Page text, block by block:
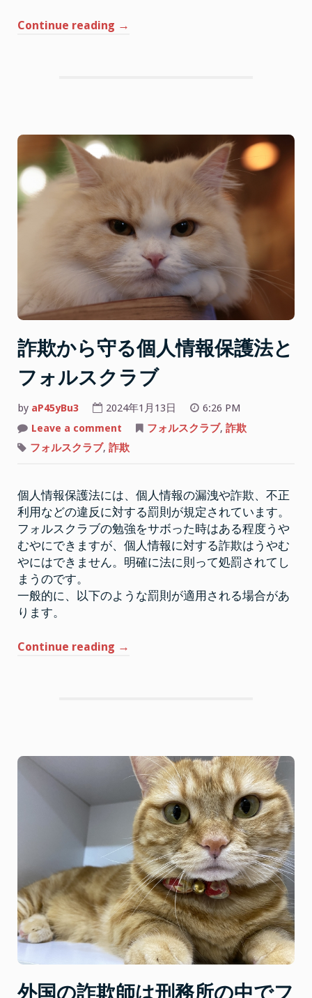
Continue reading “フ
が
得
な
詐
欺
師
の
特
徴”
→
詐欺から守る個人情報保護法と
フォルスクラブ
by aP45yBu3 2024年1月13日
6:26 PM
Leave a comment
欺
か
個
人
情
報
保
護
法
と
ル
ス
フォルスクラブ, 詐欺
フォルスクラブ, 詐欺
個人情報保護法には、個人情報の漏洩や詐欺、不正
利用などの違反に対する罰則が規定されています。
フォルスクラブの勉強をサボった時はある程度うや
むやにできますが、個人情報に対する詐欺はうやむ
やにはできません。明確に法に則って処罰されてし
まうのです。
一般的に、以下のような罰則が適用される場合があ
ります。
Continue reading “詐
情
法
と
フ
ォ
ル
ス
ク
ラ
ブ”
→
外国の詐欺師は刑務所の中でフ